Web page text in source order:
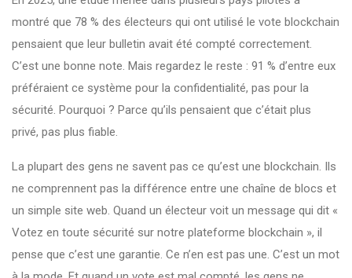
montré que 78 % des électeurs qui ont utilisé le vote blockchain
pensaient que leur bulletin avait été compté correctement.
C’est une bonne note. Mais regardez le reste : 91 % d’entre eux
préféraient ce système pour la confidentialité, pas pour la
sécurité. Pourquoi ? Parce qu’ils pensaient que c’était plus
privé, pas plus fiable.
La plupart des gens ne savent pas ce qu’est une blockchain. Ils
ne comprennent pas la différence entre une chaîne de blocs et
un simple site web. Quand un électeur voit un message qui dit «
Votez en toute sécurité sur notre plateforme blockchain », il
pense que c’est une garantie. Ce n’en est pas une. C’est un mot